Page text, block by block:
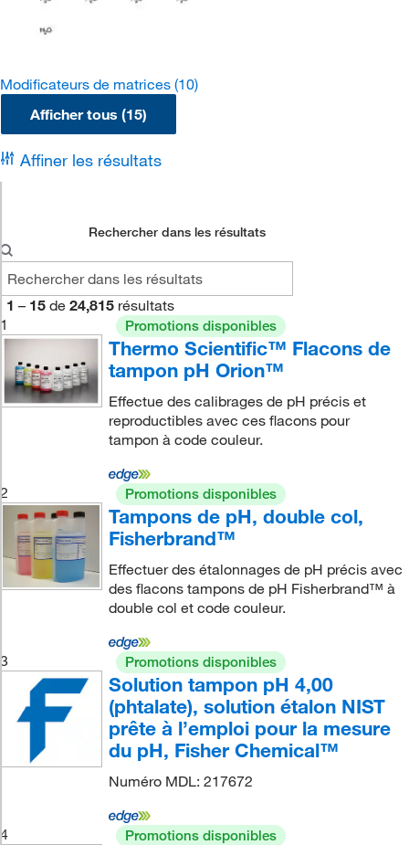
Modificateurs de matrices (10)
Afficher tous (15)
Affiner les résultats
Rechercher dans les résultats
1 – 15 de 24,815 résultats
1
Promotions disponibles
Thermo Scientific™ Flacons de
tampon pH Orion™
Effectue des calibrages de pH précis et
reproductibles avec ces flacons pour
tampon à code couleur.
2 Promotions disponibles
Tampons de pH, double col,
Fisherbrand™
Effectuer des étalonnages de pH précis avec
des flacons tampons de pH Fisherbrand™ à
double col et code couleur.
3 Promotions disponibles
Solution tampon pH 4,00
(phtalate), solution étalon NIST
prête à l’emploi pour la mesure
du pH, Fisher Chemical™
Numéro MDL: 217672
4 Promotions disponibles